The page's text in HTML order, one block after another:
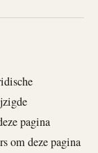
pagina
om deze pagina